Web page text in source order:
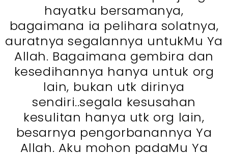
hayatku bersamanya,
bagaimana ia pelihara solatnya,
auratnya segalannya untukMu Ya
Allah. Bagaimana gembira dan
kesedihannya hanya untuk org
lain, bukan utk dirinya
sendiri..segala kesusahan
kesulitan hanya utk org lain,
besarnya pengorbanannya Ya
Allah. Aku mohon padaMu Ya